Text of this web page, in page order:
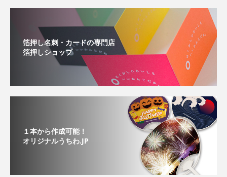
箔押し名刺・カードの専門店
箔押しショップ
１本から作成可能！
オリジナルうちわ.JP